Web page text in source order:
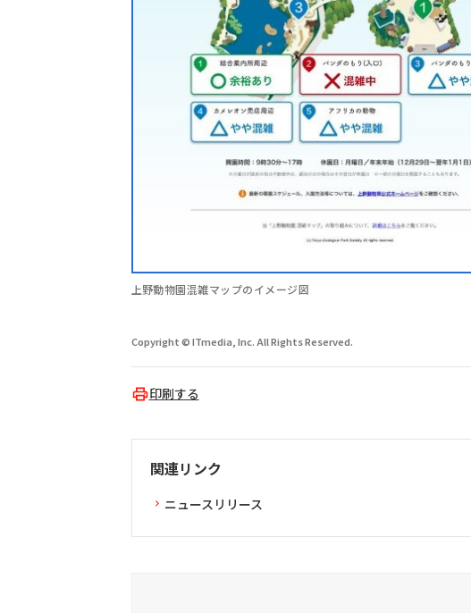
上野動物園混雑マップのイメージ図
Copyright © ITmedia, Inc. All Rights Reserved.
印刷する
関連リンク
ニュースリリース